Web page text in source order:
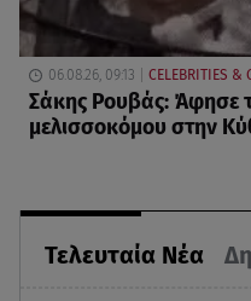
Τελευταία Νέα
06.08.26, 09:13 CELEBRITIES &
Σάκης Ρουβάς: Άφησε
μελισσοκόμου στην